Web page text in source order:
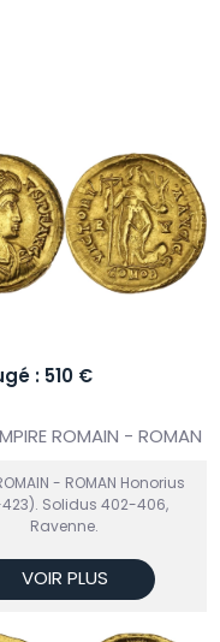
: 510 €
ROMAIN - ROMAN
- ROMAN Honorius
Solidus 402-406,
Ravenne.
VOIR PLUS